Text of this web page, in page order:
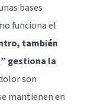
bases
funciona el
también
gestiona la
son
mantienen en